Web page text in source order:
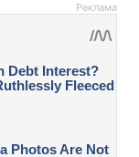
Реклама